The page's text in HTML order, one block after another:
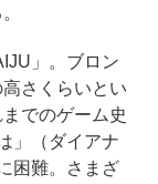
」。ブロン
さくらいとい
でのゲーム史
」（ダイアナ
困難。さまざ